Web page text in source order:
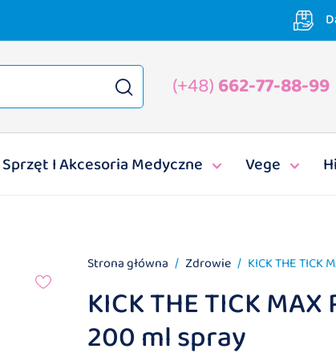
(+48)662-77-88-99
Sprzęt I Akcesoria Medyczne Vege
Strona główna Zdrowie KICK THE TICK
KICK THE TICK MAX
200 ml spray